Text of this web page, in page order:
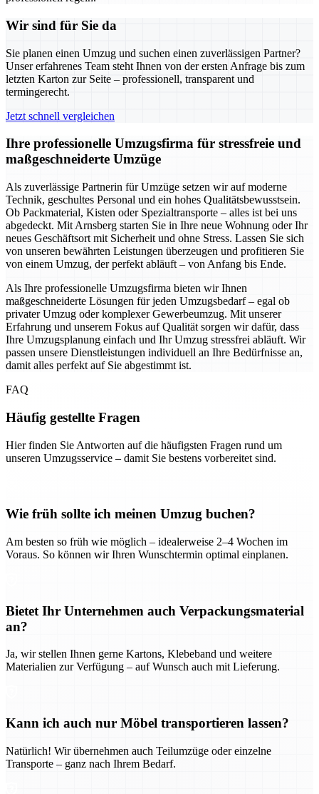
Wir sind für Sie da
Sie planen einen Umzug und suchen einen zuverlässigen Partner?
Unser erfahrenes Team steht Ihnen von der ersten Anfrage bis zum
letzten Karton zur Seite – professionell, transparent und
termingerecht.
Jetzt schnell vergleichen
Ihre professionelle Umzugsfirma für stressfreie und
maßgeschneiderte Umzüge
Als zuverlässige Partnerin für Umzüge setzen wir auf moderne
Technik, geschultes Personal und ein hohes Qualitätsbewusstsein.
Ob Packmaterial, Kisten oder Spezialtransporte – alles ist bei uns
abgedeckt. Mit Arnsberg starten Sie in Ihre neue Wohnung oder Ihr
neues Geschäftsort mit Sicherheit und ohne Stress. Lassen Sie sich
von unseren bewährten Leistungen überzeugen und profitieren Sie
von einem Umzug, der perfekt abläuft – von Anfang bis Ende.
Als Ihre professionelle Umzugsfirma bieten wir Ihnen
maßgeschneiderte Lösungen für jeden Umzugsbedarf – egal ob
privater Umzug oder komplexer Gewerbeumzug. Mit unserer
Erfahrung und unserem Fokus auf Qualität sorgen wir dafür, dass
Ihre Umzugsplanung einfach und Ihr Umzug stressfrei abläuft. Wir
passen unsere Dienstleistungen individuell an Ihre Bedürfnisse an,
damit alles perfekt auf Sie abgestimmt ist.
FAQ
Häufig gestellte Fragen
Hier finden Sie Antworten auf die häufigsten Fragen rund um
unseren Umzugsservice – damit Sie bestens vorbereitet sind.
Wie früh sollte ich meinen Umzug buchen?
Am besten so früh wie möglich – idealerweise 2–4 Wochen im
Voraus. So können wir Ihren Wunschtermin optimal einplanen.
Bietet Ihr Unternehmen auch Verpackungsmaterial
an?
Ja, wir stellen Ihnen gerne Kartons, Klebeband und weitere
Materialien zur Verfügung – auf Wunsch auch mit Lieferung.
Kann ich auch nur Möbel transportieren lassen?
Natürlich! Wir übernehmen auch Teilumzüge oder einzelne
Transporte – ganz nach Ihrem Bedarf.